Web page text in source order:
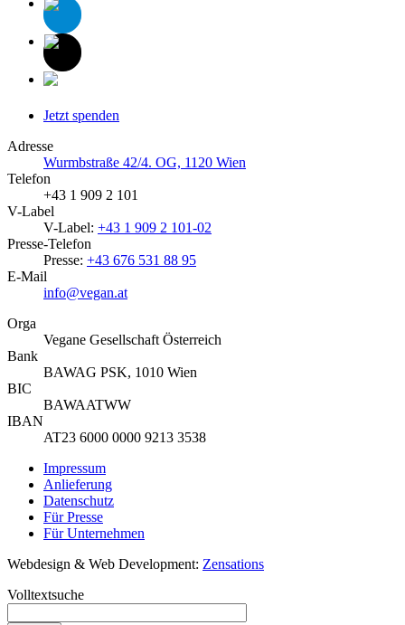
Jetzt spenden
Adresse
Wurmbstraße 42/4. OG, 1120 Wien
Telefon
+43 1 909 2 101
V-Label
V-Label: +43 1 909 2 101-02
Presse-Telefon
Presse: +43 676 531 88 95
E-Mail
info@vegan.at
Orga
Vegane Gesellschaft Österreich
Bank
BAWAG PSK, 1010 Wien
BIC
BAWAATWW
IBAN
AT23 6000 0000 9213 3538
Impressum
Anlieferung
Datenschutz
Für Presse
Für Unternehmen
Webdesign & Web Development: Zensations
Volltextsuche